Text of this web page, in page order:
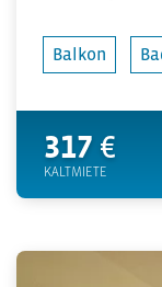
Balkon
317 €
KALTMIETE